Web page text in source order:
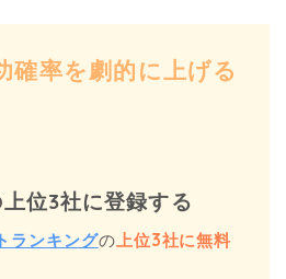
確率を劇的に上げる
位3社に登録する
ランキングの上位3社に無料